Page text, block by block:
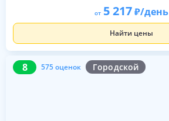
от 5 217 /день
Найти цены
8 575 оценок Городской
8 575 оценок